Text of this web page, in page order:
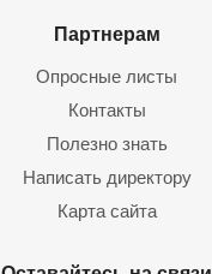
Партнерам
Опросные листы
Контакты
Полезно знать
Написать директору
Карта сайта